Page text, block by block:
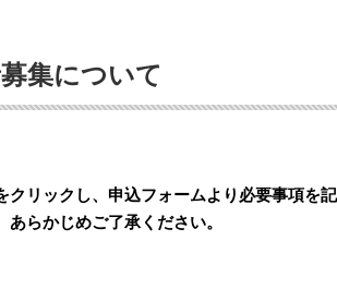
集について
クリックし、申込フォームより必要事項を
らかじめご了承ください。